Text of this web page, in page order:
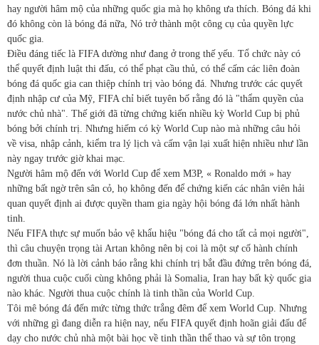
hay người hâm mộ của những quốc gia mà họ không ưa thích. Bóng đá khi
đó không còn là bóng đá nữa, Nó trở thành một công cụ của quyền lực
quốc gia.
Điều đáng tiếc là FIFA dường như đang ở trong thế yếu. Tổ chức này có
thể quyết định luật thi đấu, có thể phạt cầu thủ, có thể cấm các liên đoàn
bóng đá quốc gia can thiệp chính trị vào bóng đá. Nhưng trước các quyết
định nhập cư của Mỹ, FIFA chỉ biết tuyên bố rằng đó là "thẩm quyền của
nước chủ nhà". Thế giới đã từng chứng kiến nhiều kỳ World Cup bị phủ
bóng bởi chính trị. Nhưng hiếm có kỳ World Cup nào mà những câu hỏi
về visa, nhập cảnh, kiểm tra lý lịch và cấm vận lại xuất hiện nhiều như lần
này ngay trước giờ khai mạc.
Người hâm mộ đến với World Cup để xem M3P, « Ronaldo mới » hay
những bất ngờ trên sân cỏ, họ không đến để chứng kiến các nhân viên hải
quan quyết định ai được quyền tham gia ngày hội bóng đá lớn nhất hành
tinh.
Nếu FIFA thực sự muốn bảo vệ khẩu hiệu "bóng đá cho tất cả mọi người",
thì câu chuyện trọng tài Artan không nên bị coi là một sự cố hành chính
đơn thuần. Nó là lời cảnh báo rằng khi chính trị bắt đầu đứng trên bóng đá,
người thua cuộc cuối cùng không phải là Somalia, Iran hay bất kỳ quốc gia
nào khác. Người thua cuộc chính là tinh thần của World Cup.
Tôi mê bóng đá đến mức từng thức trắng đêm để xem World Cup. Nhưng
với những gì đang diễn ra hiện nay, nếu FIFA quyết định hoãn giải đấu để
dạy cho nước chủ nhà một bài học về tinh thần thể thao và sự tôn trọng